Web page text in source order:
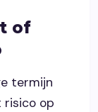
of
termijn
op